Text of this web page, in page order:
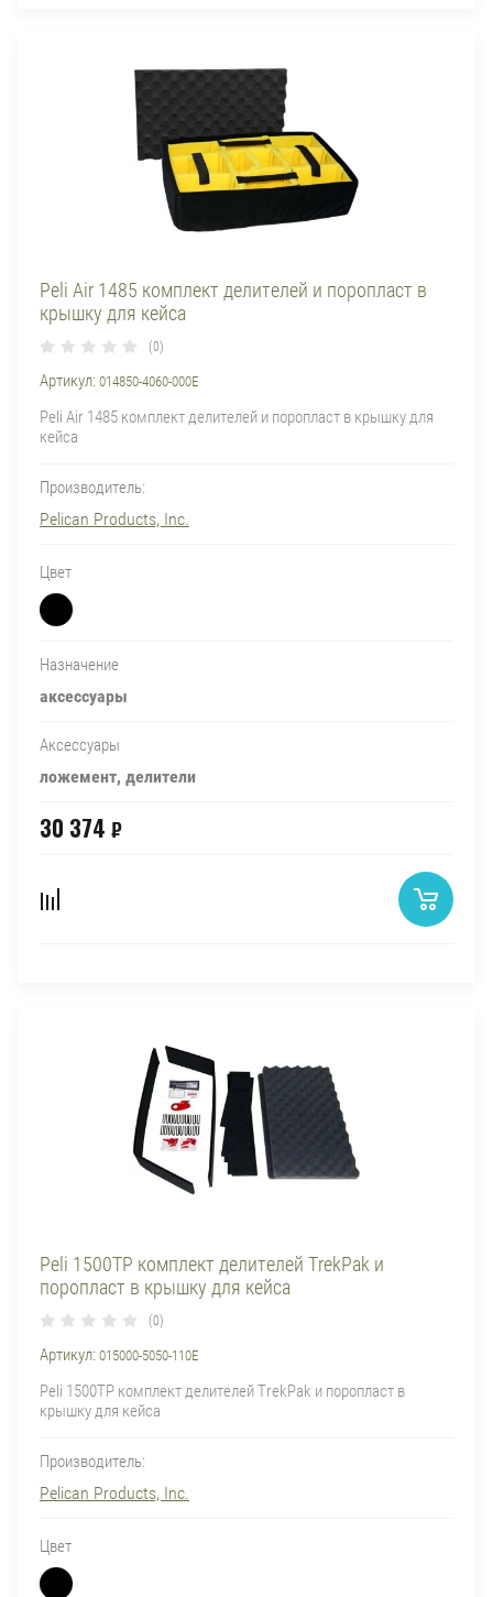
Peli Air 1485 комплект делителей и поропласт в
крышку для кейса
(0)
Артикул: 014850-4060-000E
Peli Air 1485 комплект делителей и поропласт в крышку для
кейса
Производитель:
Pelican Products, Inc.
Цвет
Назначение
аксессуары
Аксессуары
ложемент, делители
30 374 ₽
Peli 1500TP комплект делителей TrekPak и
поропласт в крышку для кейса
(0)
Артикул: 015000-5050-110E
Peli 1500TP комплект делителей TrekPak и поропласт в
крышку для кейса
Производитель:
Pelican Products, Inc.
Цвет